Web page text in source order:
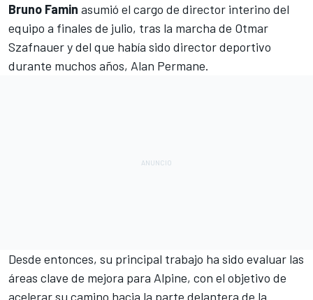
Bruno Famin asumió el cargo de director interino del
equipo a finales de julio, tras la marcha de Otmar
Szafnauery del que había sido director deportivo
durante muchos años, Alan Permane.
Desde entonces, su principal trabajo ha sido evaluar las
áreas clave de mejora para Alpine, con el objetivo de
acelerar su camino hacia la parte delantera de la